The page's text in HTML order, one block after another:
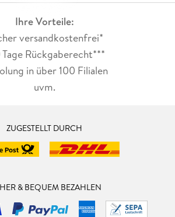
Ihre Vorteile:
versandkostenfrei*
Tage Rückgaberecht***
in über 100 Filialen
uvm.
ZUGESTELLT DURCH
& BEQUEM BEZAHLEN